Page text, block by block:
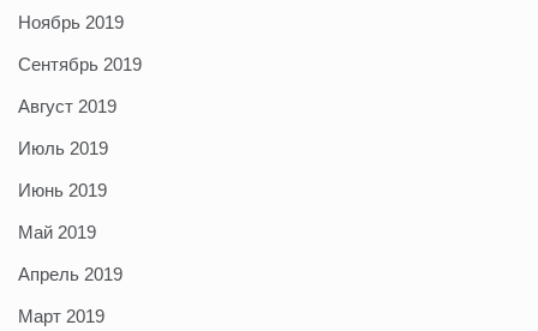
Ноябрь 2019
Сентябрь 2019
Август 2019
Июль 2019
Июнь 2019
Май 2019
Апрель 2019
Март 2019